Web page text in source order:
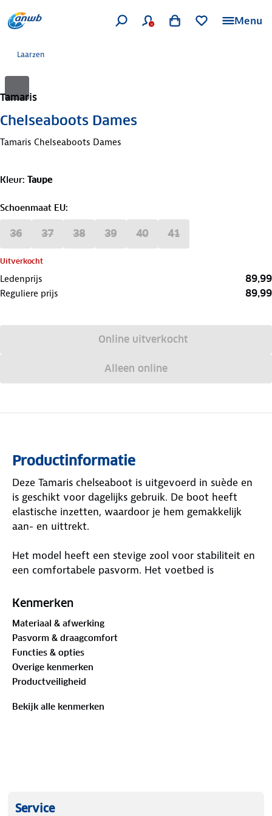
Menu
Laarzen
Tamaris
Chelseaboots Dames
Tamaris Chelseaboots Dames
Kleur: Taupe
Schoenmaat EU:
36 37 38 39 40 41
Uitverkocht
Ledenprijs 89,99
Reguliere prijs 89,99
Online uitverkocht
Alleen online
Productinformatie
Deze Tamaris chelseaboot is uitgevoerd in suède en
is geschikt voor dagelijks gebruik. De boot heeft
elastische inzetten, waardoor je hem gemakkelijk
aan- en uittrekt.
Het model heeft een stevige zool voor stabiliteit en
een comfortabele pasvorm. Het voetbed is
inlegzolen.
Kenmerken
Materiaal & afwerking
Pasvorm & draagcomfort
Functies & opties
Overige kenmerken
Productveiligheid
Bekijk alle kenmerken
Service